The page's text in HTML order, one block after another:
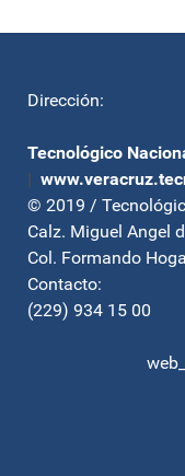
Dirección:
Tecnológico
|
© 2019 /
Calz. Miguel Angel
Col. Formando
Contacto:
(229) 934 15 00